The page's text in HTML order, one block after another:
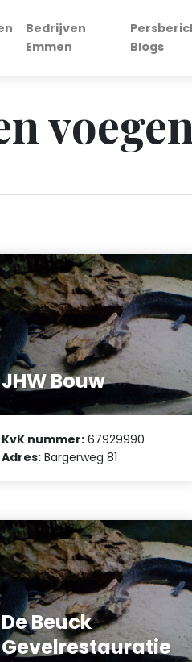
Bedrijven
Emmen
Blogs
JHW Bouw
KvK nummer: 67929990
Adres: Bargerweg 81
De Beuck
Gevelrestauratie